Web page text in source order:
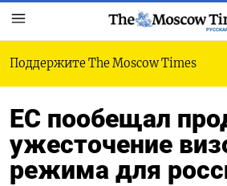
Поддержите The Moscow Times
ЕС пообещал
ужесточение
режима для